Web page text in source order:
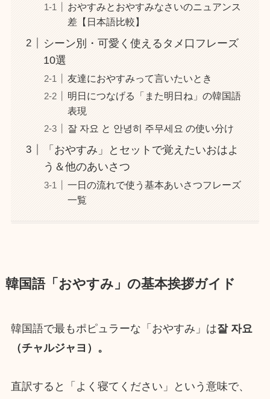
おやすみとおやすみなさいのニュアンス
差【日本語比較】
シーン別・可愛く使えるタメ口フレーズ
10選
友達におやすみって言いたいとき
明日につなげる「また明日ね」の韓国語
表現
잘 자요 と 안녕히 주무세요 の使い分け
「おやすみ」とセットで覚えたいおはよ
う＆他のあいさつ
一日の流れで使う基本あいさつフレーズ
一覧
韓国語「おやすみ」の基本挨拶ガイド
韓国語で最もポピュラーな「おやすみ」は잘 자요
（チャルジャヨ）。
直訳すると「よく寝てください」という意味で、